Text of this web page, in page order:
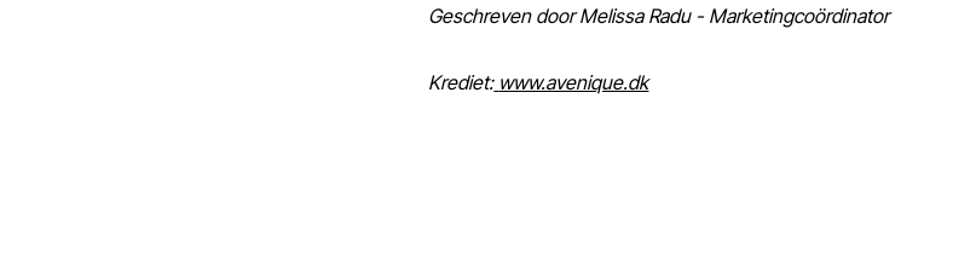
Geschreven door Melissa Radu - Marketingcoördinator
Krediet: www.avenique.dk